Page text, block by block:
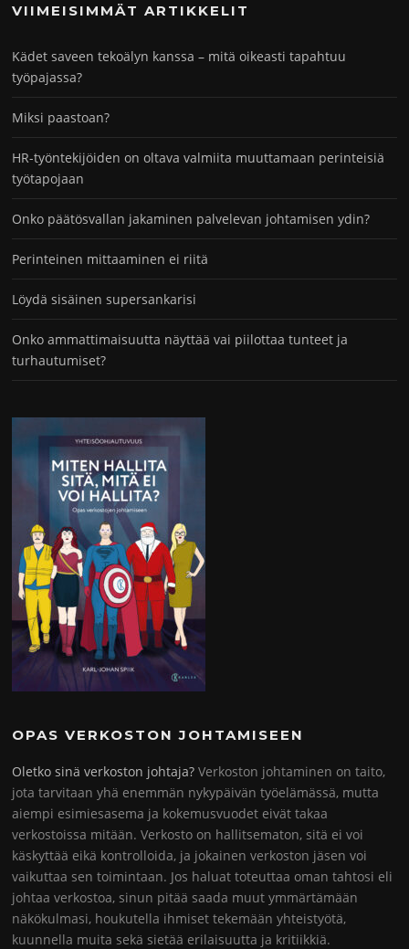
VIIMEISIMMÄT ARTIKKELIT
Kädet saveen tekoälyn kanssa – mitä oikeasti tapahtuu
työpajassa?
Miksi paastoan?
HR-työntekijöiden on oltava valmiita muuttamaan perinteisiä
työtapojaan
Onko päätösvallan jakaminen palvelevan johtamisen ydin?
Perinteinen mittaaminen ei riitä
Löydä sisäinen supersankarisi
Onko ammattimaisuutta näyttää vai piilottaa tunteet ja
turhautumiset?
OPAS VERKOSTON JOHTAMISEEN
Oletko sinä verkoston johtaja? Verkoston johtaminen on taito,
jota tarvitaan yhä enemmän nykypäivän työelämässä, mutta
aiempi esimiesasema ja kokemusvuodet eivät takaa
verkostoissa mitään. Verkosto on hallitsematon, sitä ei voi
käskyttää eikä kontrolloida, ja jokainen verkoston jäsen voi
vaikuttaa sen toimintaan. Jos haluat toteuttaa oman tahtosi eli
johtaa verkostoa, sinun pitää saada muut ymmärtämään
näkökulmasi, houkutella ihmiset tekemään yhteistyötä,
kuunnella muita sekä sietää erilaisuutta ja kritiikkiä.